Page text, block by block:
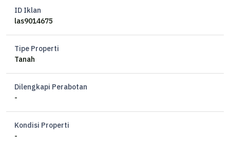
ID Iklan
las9014675
Tipe Properti
Tanah
Dilengkapi Perabotan
-
Kondisi Properti
-